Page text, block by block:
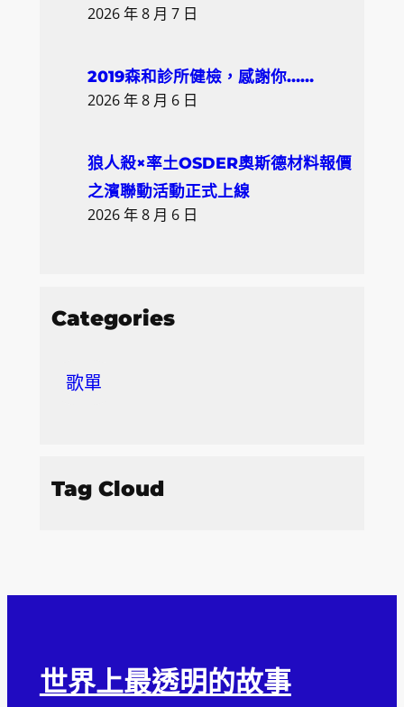
2026 年 8 月 7 日
2019森和診所健檢，感謝你……
2026 年 8 月 6 日
狼人殺×率土OSDER奧斯德材料報價
之濱聯動活動正式上線
2026 年 8 月 6 日
Categories
歌單
Tag Cloud
世界上最透明的故事